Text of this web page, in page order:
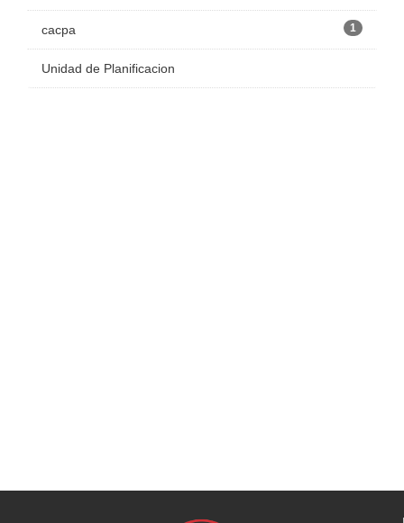
cacpa 1
Unidad de Planificacion